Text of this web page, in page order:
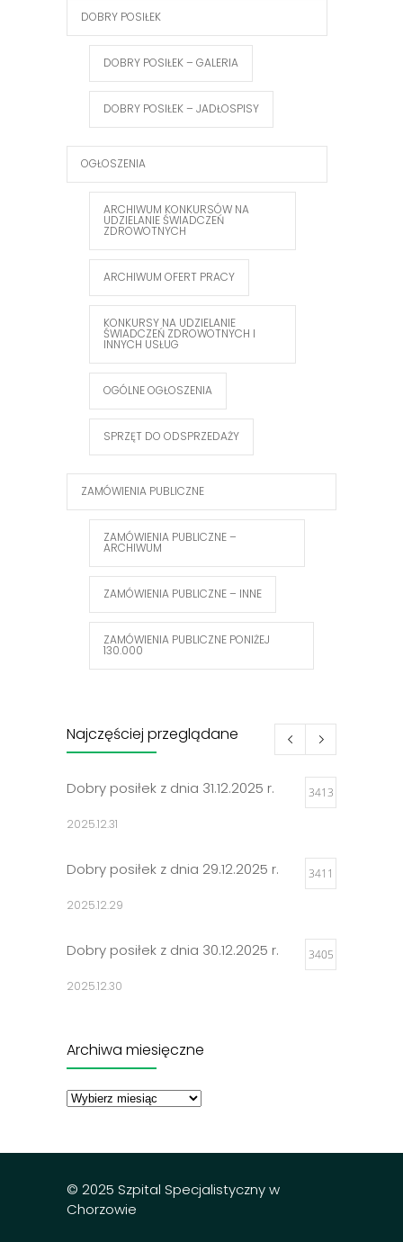
DOBRY POSIŁEK
DOBRY POSIŁEK – GALERIA
DOBRY POSIŁEK – JADŁOSPISY
OGŁOSZENIA
ARCHIWUM KONKURSÓW NA
UDZIELANIE ŚWIADCZEŃ
ZDROWOTNYCH
ARCHIWUM OFERT PRACY
KONKURSY NA UDZIELANIE
ŚWIADCZEŃ ZDROWOTNYCH I
INNYCH USŁUG
OGÓLNE OGŁOSZENIA
SPRZĘT DO ODSPRZEDAŻY
ZAMÓWIENIA PUBLICZNE
ZAMÓWIENIA PUBLICZNE –
ARCHIWUM
ZAMÓWIENIA PUBLICZNE – INNE
ZAMÓWIENIA PUBLICZNE PONIŻEJ
130.000
Najczęściej przeglądane
Dobry posiłek z dnia 31.12.2025 r. 3413
2025.12.31
Dobry posiłek z dnia 29.12.2025 r. 3411
2025.12.29
Dobry posiłek z dnia 30.12.2025 r. 3405
2025.12.30
2024.12.27
Dobry posiłek z dnia 23.12.2025 r.
Archiwa miesięczne
miesięczne
© 2025 Szpital Specjalistyczny w
Chorzowie